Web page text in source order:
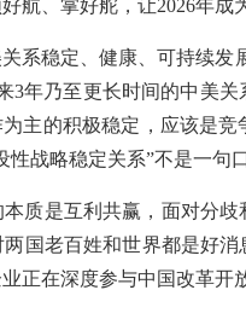
航、掌好舵，让2026年成
系稳定、健康、可持续
3年乃至更长时间的中美
主的积极稳定，应该是
战略稳定关系”不是一句
质是互利共赢，面对分
国老百姓和世界都是好
正在深度参与中国改革开